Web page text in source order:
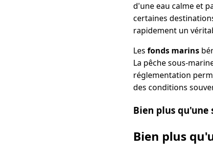
d'une eau calme et
certaines
rapidement un
Les fonds marins
La pêche sous-
réglementation
des conditions
Bien plus qu'une
Bien plus